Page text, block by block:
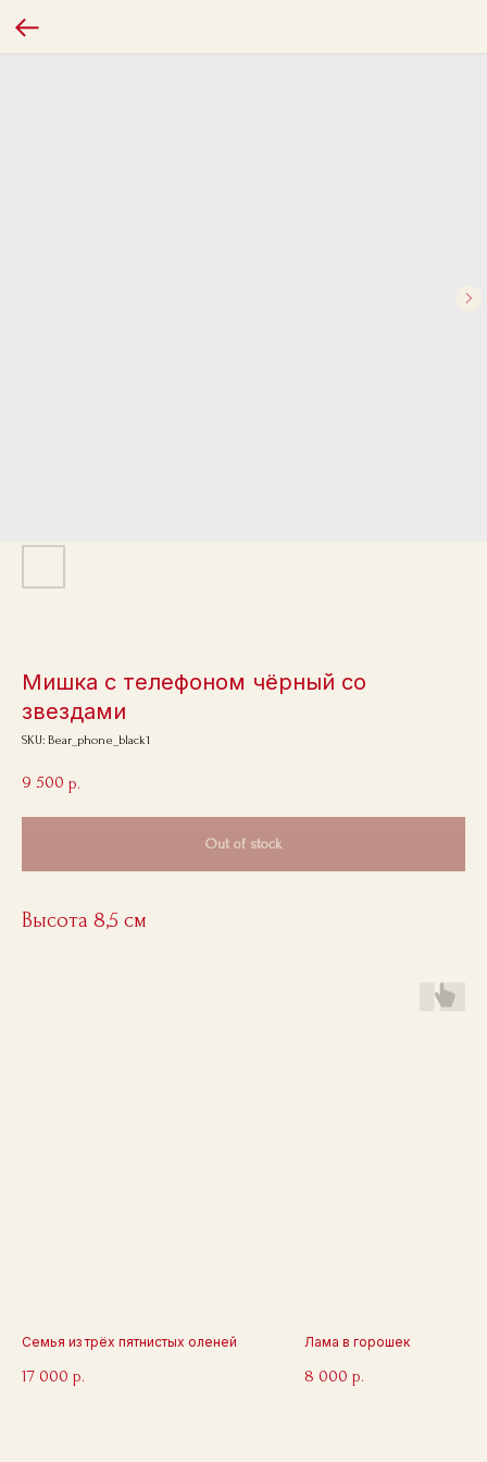
Мишка с телефоном чёрный со
звездами
SKU: Bear_phone_black1
9 500 р.
Out of stock
Высота 8,5 см
Семья из трёх пятнистых оленей
17 000 р.
Лама в горошек
8 000 р.